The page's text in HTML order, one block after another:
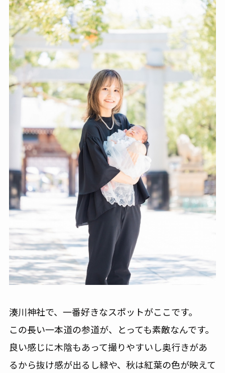
湊川神社で、一番好きなスポットがここです。
この長い一本道の参道が、とっても素敵なんです。
良い感じに木陰もあって撮りやすいし奥行きがあ
るから抜け感が出るし緑や、秋は紅葉の色が映えて